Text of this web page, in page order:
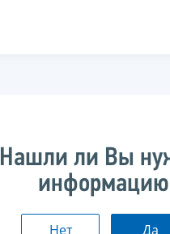
Нашли ли Вы
Нет Да